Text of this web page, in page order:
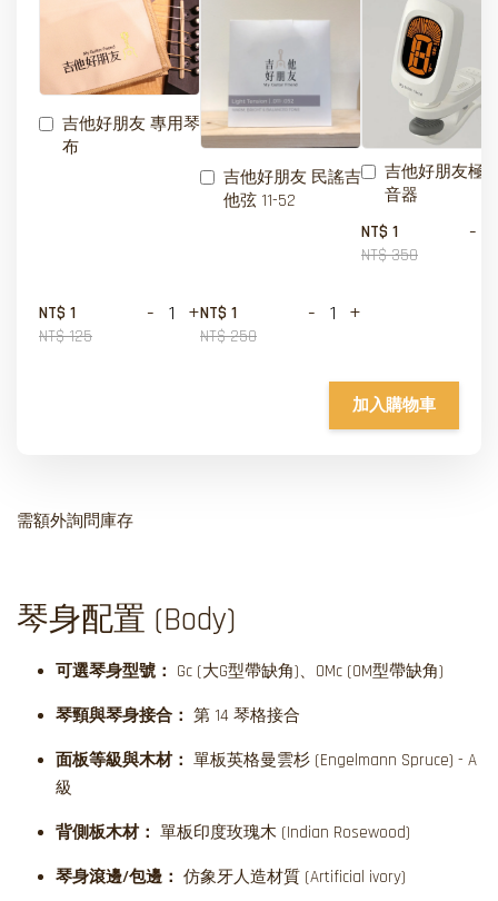
吉他好朋友 專用琴
布
NT$ 1
NT$ 125
- +
吉他好朋友 民謠吉
他弦 11-52
NT$ 1
NT$ 250
- +
吉他好朋友極
音器
NT$ 1
NT$ 350
-
加入購物車
需額外詢問庫存
琴身配置 (Body)
可選琴身型號： Gc (大G型帶缺角)、OMc (OM型帶缺角)
琴頸與琴身接合： 第 14 琴格接合
面板等級與木材： 單板英格曼雲杉 (Engelmann Spruce) - A
級
背側板木材： 單板印度玫瑰木 (Indian Rosewood)
琴身滾邊/包邊： 仿象牙人造材質 (Artificial ivory)